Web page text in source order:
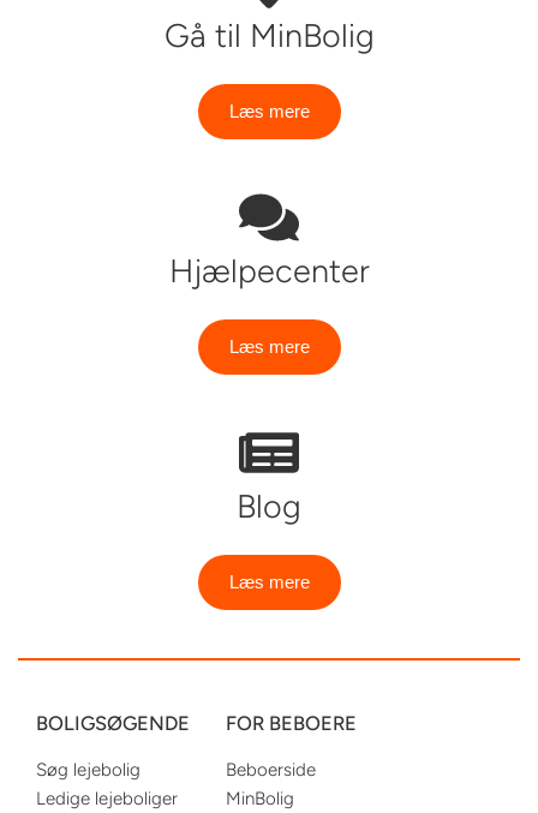
Gå til MinBolig
Læs mere
Hjælpecenter
Læs mere
Blog
Læs mere
BOLIGSØGENDE
Søg lejebolig
Ledige lejeboliger
FOR BEBOERE
Beboerside
MinBolig